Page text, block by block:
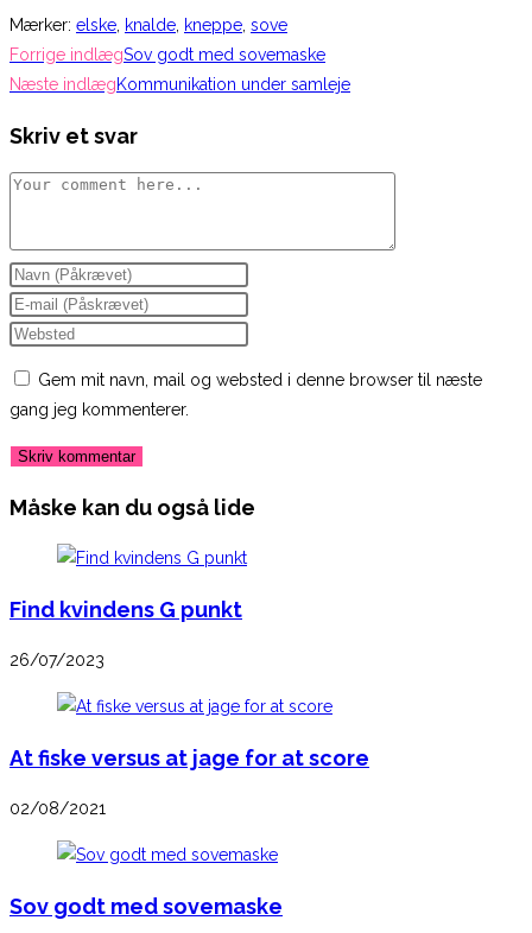
Mærker: elske knalde kneppe sove
Read
more
articles
Forrige indlægSov godt med sovemaske
Næste indlægKommunikation under samleje
Skriv et svar
Comment
Enter
your
name
username
to
comment
Enter
your
address
to
comment
Enter
website
URL
(optional)
Gem mit navn, mail og websted i denne browser til næste
gang jeg kommenterer.
Måske kan du også lide
Find kvindens G punkt
26/07/2023
At fiske versus at jage for at score
02/08/2021
Sov godt med sovemaske